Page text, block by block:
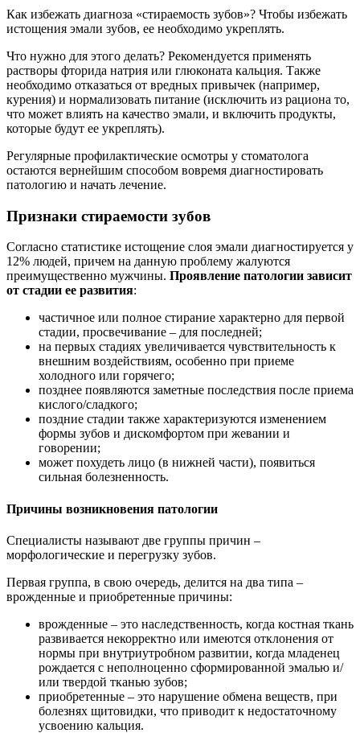
Как избежать диагноза «стираемость зубов»? Чтобы избежать
истощения эмали зубов, ее необходимо укреплять.
Что нужно для этого делать? Рекомендуется применять
растворы фторида натрия или глюконата кальция. Также
необходимо отказаться от вредных привычек (например,
курения) и нормализовать питание (исключить из рациона то,
что может влиять на качество эмали, и включить продукты,
которые будут ее укреплять).
Регулярные профилактические осмотры у стоматолога
остаются вернейшим способом вовремя диагностировать
патологию и начать лечение.
Признаки стираемости зубов
Согласно статистике истощение слоя эмали диагностируется у
12% людей, причем на данную проблему жалуются
преимущественно мужчины. Проявление патологии зависит
от стадии ее развития:
частичное или полное стирание характерно для первой
стадии, просвечивание – для последней;
на первых стадиях увеличивается чувствительность к
внешним воздействиям, особенно при приеме
холодного или горячего;
позднее появляются заметные последствия после приема
кислого/сладкого;
поздние стадии также характеризуются изменением
формы зубов и дискомфортом при жевании и
говорении;
может похудеть лицо (в нижней части), появиться
сильная болезненность.
Причины возникновения патологии
Специалисты называют две группы причин –
морфологические и перегрузку зубов.
Первая группа, в свою очередь, делится на два типа –
врожденные и приобретенные причины:
врожденные – это наследственность, когда костная ткань
развивается некорректно или имеются отклонения от
нормы при внутриутробном развитии, когда младенец
рождается с неполноценно сформированной эмалью и/
или твердой тканью зубов;
приобретенные – это нарушение обмена веществ, при
болезнях щитовидки, что приводит к недостаточному
усвоению кальция.